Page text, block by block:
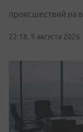
происшествий на
22:18, 9 августа 2026